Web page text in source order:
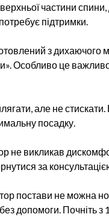
частини
підтримки.
з дихаючого
Особливо це
але не
посадку.
не викликав
за
постави не можна
допомоги. Почніть